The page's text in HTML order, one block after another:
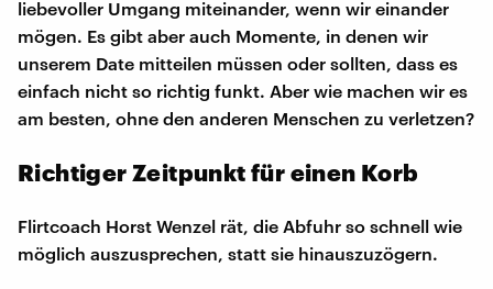
liebevoller Umgang miteinander, wenn wir einander
mögen. Es gibt aber auch Momente, in denen wir
unserem Date mitteilen müssen oder sollten, dass es
einfach nicht so richtig funkt. Aber wie machen wir es
am besten, ohne den anderen Menschen zu verletzen?
Richtiger Zeitpunkt für einen Korb
Flirtcoach Horst Wenzel rät, die Abfuhr so schnell wie
möglich auszusprechen, statt sie hinauszuzögern.